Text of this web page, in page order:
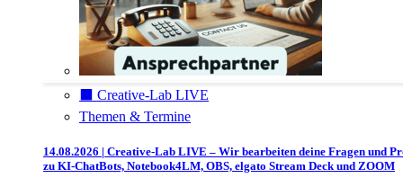
⬛️ Creative-Lab LIVE
Themen & Termine
14.08.2026 | Creative-Lab LIVE – Wir bearbeiten deine Fragen und
zu KI-ChatBots, Notebook4LM, OBS, elgato Stream Deck und ZOOM